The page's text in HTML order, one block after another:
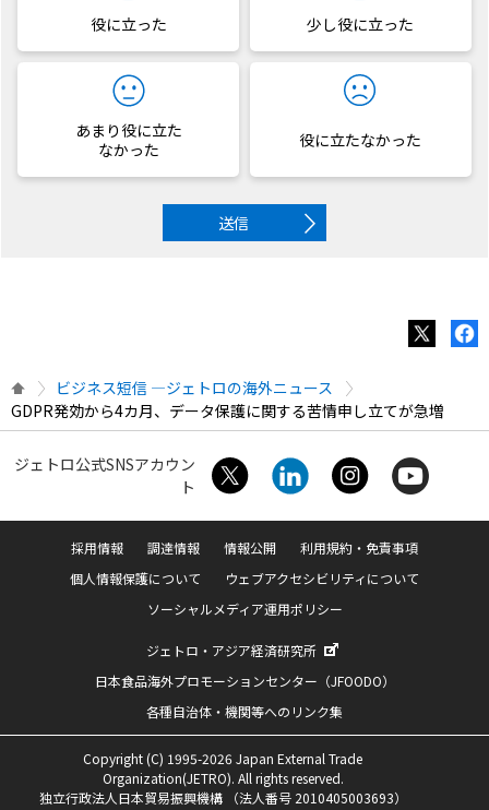
役に立った 少し役に立った
あまり役に立た
なかった
役に立たなかった
送信
ビジネス短信 ―ジェトロの海外ニュース
GDPR発効から4カ月、データ保護に関する苦情申し立てが急増
ジェトロ公式SNSアカウン
ト
採用情報 調達情報 情報公開
利用規約・免責事項
個人情報保護について
ウェブアクセシビリティについて
ソーシャルメディア運用ポリシー
ジェトロ・アジア経済研究所
日本食品海外プロモーションセンター（JFOODO）
各種自治体・機関等へのリンク集
Copyright (C) 1995-2026 Japan External Trade
Organization(JETRO). All rights reserved.
独立行政法人日本貿易振興機構 （法人番号 2010405003693）